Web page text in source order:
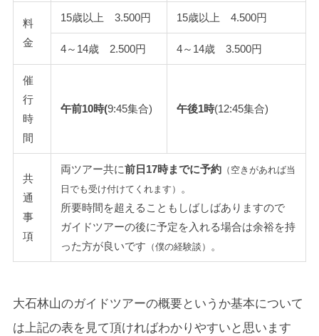
料
金
15歳以上 3.500円 15歳以上 4.500円
4～14歳 2.500円 4～14歳 3.500円
催
行
時
間
午前10時(9:45集合) 午後1時(12:45集合)
共
通
事
項
両ツアー共に前日17時までに予約（空きがあれば当
日でも受け付けてくれます）
。
所要時間を超えることもしばしばありますので
ガイドツアーの後に予定を入れる場合は余裕を持
った方が良いです （僕の経験談） 。
大石林山のガイドツアーの概要というか基本について
は上記の表を見て頂ければわかりやすいと思います